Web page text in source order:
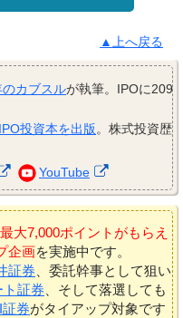
▲上へ戻る
カブスルが執筆。IPOに209
IPO投資本を出版。株式投資歴
YouTube
大7,000ポイントがもらえ
企画を実施中です。
証券 、委託幹事として狙い
ト証券 、そして落選しても
証券がタイアップ対象です